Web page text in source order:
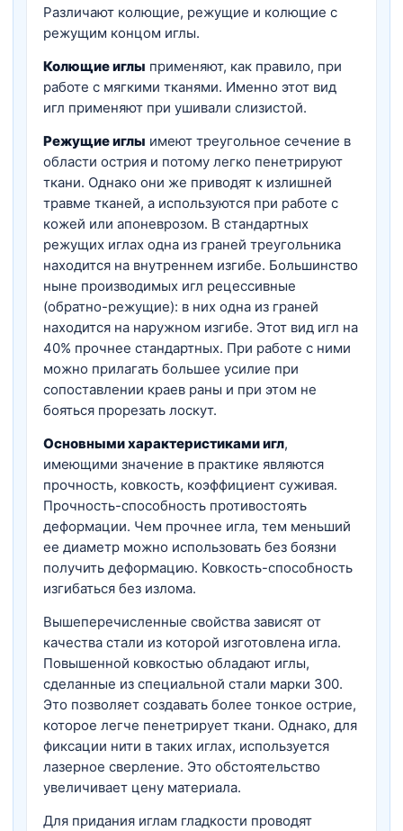
Различают колющие, режущие и колющие с
режущим концом иглы.
Колющие иглы применяют, как правило, при
работе с мягкими тканями. Именно этот вид
игл применяют при ушивали слизистой.
Режущие иглы имеют треугольное сечение в
области острия и потому легко пенетрируют
ткани. Однако они же приводят к излишней
травме тканей, а используются при работе с
кожей или апоневрозом. В стандартных
режущих иглах одна из граней треугольника
находится на внутреннем изгибе. Большинство
ныне производимых игл рецессивные
(обратно-режущие): в них одна из граней
находится на наружном изгибе. Этот вид игл на
40% прочнее стандартных. При работе с ними
можно прилагать большее усилие при
сопоставлении краев раны и при этом не
бояться прорезать лоскут.
Основными характеристиками игл,
имеющими значение в практике являются
прочность, ковкость, коэффициент суживая.
Прочность-способность противостоять
деформации. Чем прочнее игла, тем меньший
ее диаметр можно использовать без боязни
получить деформацию. Ковкость-способность
изгибаться без излома.
Вышеперечисленные свойства зависят от
качества стали из которой изготовлена игла.
Повышенной ковкостью обладают иглы,
сделанные из специальной стали марки 300.
Это позволяет создавать более тонкое острие,
которое легче пенетрирует ткани. Однако, для
фиксации нити в таких иглах, используется
лазерное сверление. Это обстоятельство
увеличивает цену материала.
Для придания иглам гладкости проводят